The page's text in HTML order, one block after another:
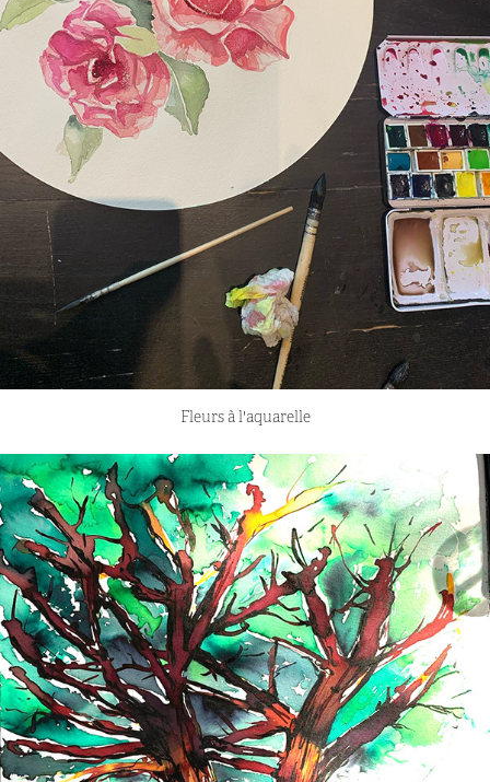
Fleurs à l'aquarelle